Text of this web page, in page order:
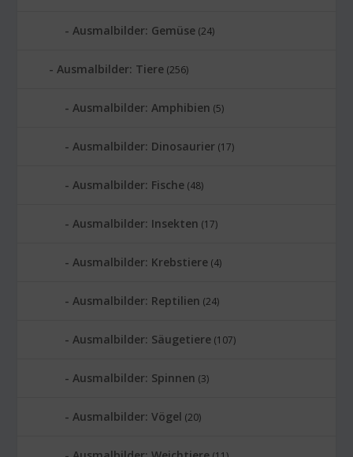
Ausmalbilder: Gemüse (24)
Ausmalbilder: Tiere (256)
Ausmalbilder: Amphibien (5)
Ausmalbilder: Dinosaurier (17)
Ausmalbilder: Fische (48)
Ausmalbilder: Insekten (17)
Ausmalbilder: Krebstiere (4)
Ausmalbilder: Reptilien (24)
Ausmalbilder: Säugetiere (107)
Ausmalbilder: Spinnen (3)
Ausmalbilder: Vögel (20)